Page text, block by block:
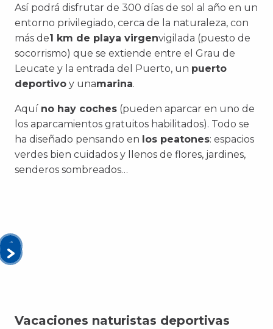
Así podrá disfrutar de 300 días de sol al año en un
entorno privilegiado, cerca de la naturaleza, con
más de1 km de playa virgenvigilada (puesto de
socorrismo) que se extiende entre el Grau de
Leucate y la entrada del Puerto, un puerto
deportivo y unamarina.
Aquí no hay coches (pueden aparcar en uno de
los aparcamientos gratuitos habilitados). Todo se
ha diseñado pensando en los peatones: espacios
verdes bien cuidados y llenos de flores, jardines,
senderos sombreados…
Vacaciones naturistas deportivas